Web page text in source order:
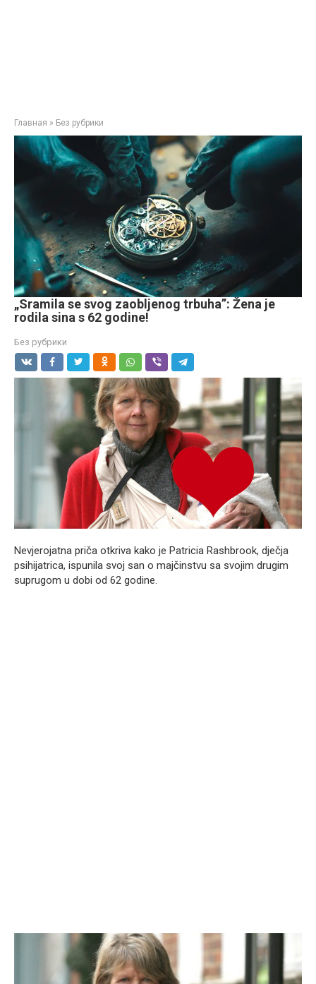
Главная » Без рубрики
„Sramila se svog zaobljenog trbuha”: Žena je
rodila sina s 62 godine!
Без рубрики
Nevjerojatna priča otkriva kako je Patricia Rashbrook, dječja
psihijatrica, ispunila svoj san o majčinstvu sa svojim drugim
suprugom u dobi od 62 godine.